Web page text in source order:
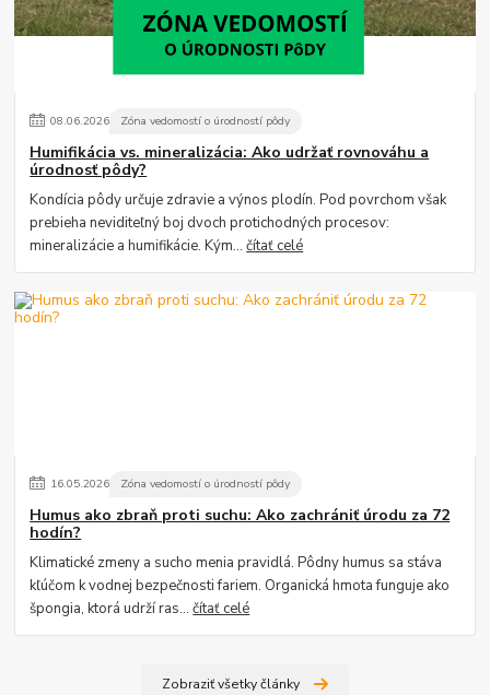
08.06.2026 Zóna vedomostí o úrodností pôdy
Humifikácia vs. mineralizácia: Ako udržať rovnováhu a
úrodnosť pôdy?
Kondícia pôdy určuje zdravie a výnos plodín. Pod povrchom však
prebieha neviditeľný boj dvoch protichodných procesov:
mineralizácie a humifikácie. Kým...čítať celé
16.05.2026 Zóna vedomostí o úrodností pôdy
Humus ako zbraň proti suchu: Ako zachrániť úrodu za 72
hodín?
Klimatické zmeny a sucho menia pravidlá. Pôdny humus sa stáva
kľúčom k vodnej bezpečnosti fariem. Organická hmota funguje ako
špongia, ktorá udrží ras...čítať celé
Zobraziť všetky články